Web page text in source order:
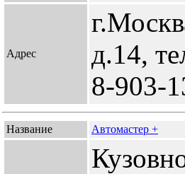
Адрес
д.14,
8-903-
Название Автомастер +